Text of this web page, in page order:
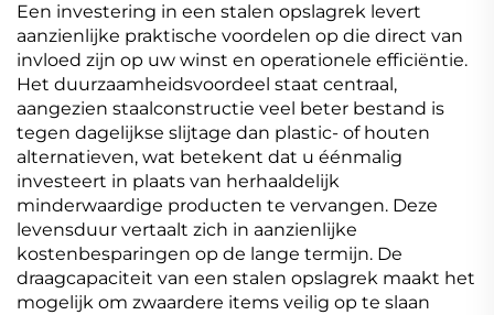
Een investering in een stalen opslagrek levert
aanzienlijke praktische voordelen op die direct van
invloed zijn op uw winst en operationele efficiëntie.
Het duurzaamheidsvoordeel staat centraal,
aangezien staalconstructie veel beter bestand is
tegen dagelijkse slijtage dan plastic- of houten
alternatieven, wat betekent dat u éénmalig
investeert in plaats van herhaaldelijk
minderwaardige producten te vervangen. Deze
levensduur vertaalt zich in aanzienlijke
kostenbesparingen op de lange termijn. De
draagcapaciteit van een stalen opslagrek maakt het
mogelijk om zwaardere items veilig op te slaan